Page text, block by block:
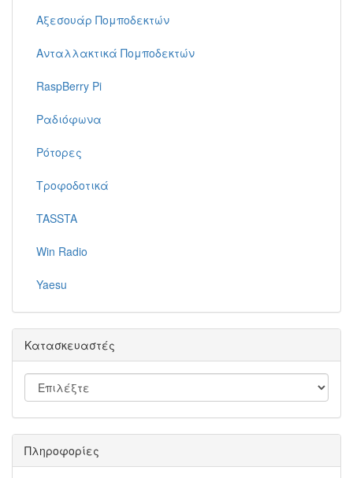
Αξεσουάρ Πομποδεκτών
Ανταλλακτικά Πομποδεκτών
RaspBerry Pi
Ραδιόφωνα
Ρότορες
Τροφοδοτικά
TASSTA
Win Radio
Yaesu
Κατασκευαστές
Πληροφορίες